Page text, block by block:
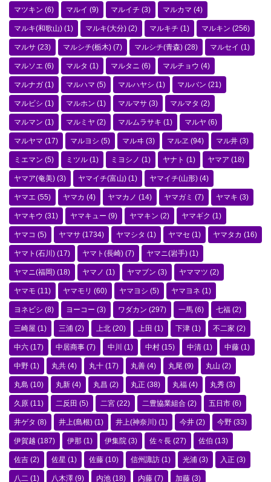
マツキン (6) マルイ (9) マルイチ (3) マルカマ (4)
マルキ(和歌山) (1) マルキ(大分) (2) マルキチ (1) マルキン (256)
マルサ (23) マルシチ(栃木) (7) マルシチ(青森) (28) マルセイ (1)
マルソエ (6) マルタ (1) マルタニ (6) マルチョウ (4)
マルナガ (1) マルハマ (5) マルハヤシ (1) マルバン (21)
マルビシ (1) マルホン (1) マルマサ (3) マルマタ (2)
マルマン (1) マルミヤ (2) マルムラサキ (1) マルヤ (6)
マルヤマ (17) マルヨシ (5) マルヰ (3) マルヱ (94) マル井 (3)
ミエマン (5) ミツル (1) ミヨシノ (1) ヤナト (1) ヤマア (18)
ヤマア(奄美) (3) ヤマイチ(富山) (1) ヤマイチ(山形) (4)
ヤマエ (55) ヤマカ (4) ヤマカノ (14) ヤマガミ (7) ヤマキ (3)
ヤマキウ (31) ヤマキュー (9) ヤマキン (2) ヤマギク (1)
ヤマコ (5) ヤマサ (1734) ヤマシタ (1) ヤマセ (1) ヤマタカ (16)
ヤマト(石川) (17) ヤマト(長崎) (7) ヤマニ(岩手) (1)
ヤマニ(福岡) (18) ヤマノ (1) ヤマブン (3) ヤママツ (2)
ヤマモ (11) ヤマモリ (60) ヤマヨシ (5) ヤマヨネ (1)
ヨネビシ (8) ヨーコー (3) ワダカン (297) 一馬 (6) 七福 (2)
三崎屋 (1) 三浦 (2) 上北 (20) 上田 (1) 下津 (1) 不二家 (2)
中六 (17) 中居商事 (7) 中川 (1) 中村 (15) 中清 (1) 中藤 (1)
中野 (1) 丸共 (4) 丸十 (17) 丸善 (4) 丸尾 (9) 丸山 (2)
丸島 (10) 丸新 (4) 丸昌 (2) 丸正 (38) 丸福 (4) 丸秀 (3)
久原 (11) 二反田 (5) 二宮 (22) 二豊協業組合 (2) 五日市 (6)
井ゲタ (8) 井上(島根) (1) 井上(神奈川) (1) 今井 (2) 今野 (33)
伊賀越 (187) 伊那 (1) 伊集院 (3) 佐々長 (27) 佐伯 (13)
佐吉 (2) 佐星 (1) 佐藤 (10) 信州諏訪 (1) 光浦 (3) 入正 (3)
八二 (1) 八木澤 (9) 内池 (18) 内藤 (7) 加藤 (3)